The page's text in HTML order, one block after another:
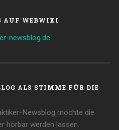
AUF WEBWIKI
ALS STIMME FÜR DIE
Newsblog möchte die
hörbar werden lassen.